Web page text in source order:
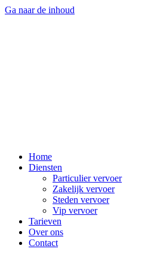
Ga naar de inhoud
Home
Diensten
Particulier vervoer
Zakelijk vervoer
Steden vervoer
Vip vervoer
Tarieven
Over ons
Contact